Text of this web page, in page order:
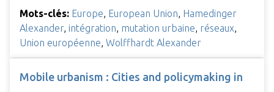
Mots-clés: Europe, European Union, Hamedinger
Alexander, intégration, mutation urbaine, réseaux,
Union européenne, Wolffhardt Alexander
Mobile urbanism : Cities and policymaking in